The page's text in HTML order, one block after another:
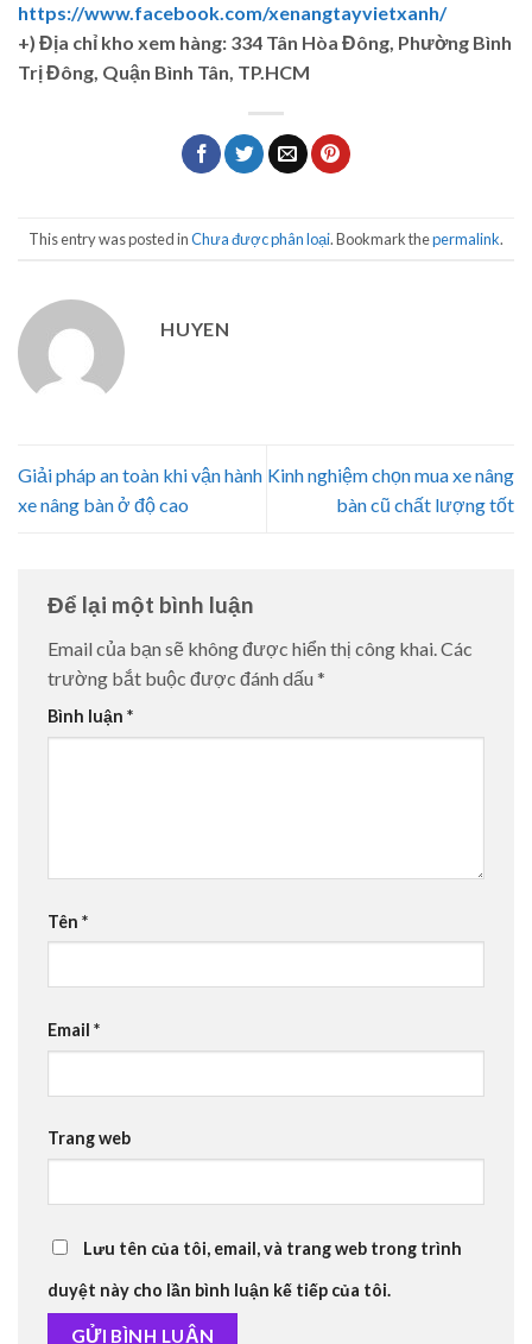
https://www.facebook.com/xenangtayvietxanh/
+) Địa chỉ kho xem hàng: 334 Tân Hòa Đông, Phường Bình
Trị Đông, Quận Bình Tân, TP.HCM
This entry was posted inChưa được phân loại. Bookmark thepermalink.
HUYEN
Giải pháp an toàn khi vận hành
xe nâng bàn ở độ cao
Kinh nghiệm chọn mua xe nâng
bàn cũ chất lượng tốt
Để lại một bình luận
Email của bạn sẽ không được hiển thị công khai.Các
trường bắt buộc được đánh dấu *
Bình luận *
Tên *
Email *
Trang web
Lưu tên của tôi, email, và trang web trong trình
duyệt này cho lần bình luận kế tiếp của tôi.